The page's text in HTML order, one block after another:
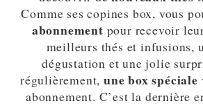
Comme ses copines box, vous
abonnement pour recevoir
meilleurs thés et infusions,
dégustation et une jolie
régulièrement, une box spéciale
abonnement. C’est la dernière